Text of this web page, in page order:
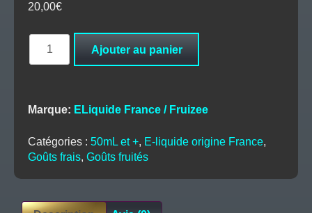
20,00€
-
FRUIZEE
Ajouter au panier
Marque: ELiquide France / Fruizee
Catégories : 50mL et +, E-liquide origine France,
Goûts frais, Goûts fruités